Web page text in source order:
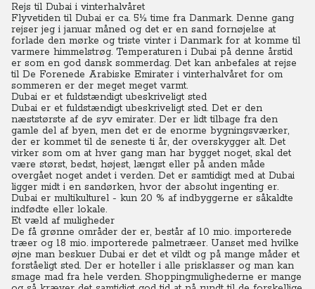
Rejs til Dubai i vinterhalvåret
Flyvetiden til Dubai er ca. 5½ time fra Danmark. Denne gang
rejser jeg i januar måned og det er en sand fornøjelse at
forlade den mørke og triste vinter i Danmark for at komme til
varmere himmelstrøg. Temperaturen i Dubai på denne årstid
er som en god dansk sommerdag. Det kan anbefales at rejse
til De Forenede Arabiske Emirater i vinterhalvåret for om
sommeren er der meget meget varmt.
Dubai er et fuldstændigt ubeskriveligt sted
Dubai er et fuldstændigt ubeskriveligt sted. Det er den
næststørste af de syv emirater. Der er lidt tilbage fra den
gamle del af byen, men det er de enorme bygningsværker,
der er kommet til de seneste ti år, der overskygger alt. Det
virker som om at hver gang man har bygget noget, skal det
være størst, bedst, højest, længst eller på anden måde
overgået noget andet i verden. Det er samtidigt med at Dubai
ligger midt i en sandørken, hvor der absolut ingenting er.
Dubai er multikulturel - kun 20 % af indbyggerne er såkaldte
indfødte eller lokale.
Et væld af muligheder
De få grønne områder der er, består af 10 mio. importerede
træer og 18 mio. importerede palmetræer. Uanset med hvilke
øjne man beskuer Dubai er det et vildt og på mange måder et
forståeligt sted. Der er hoteller i alle prisklasser og man kan
smage mad fra hele verden. Shoppingmulighederne er mange